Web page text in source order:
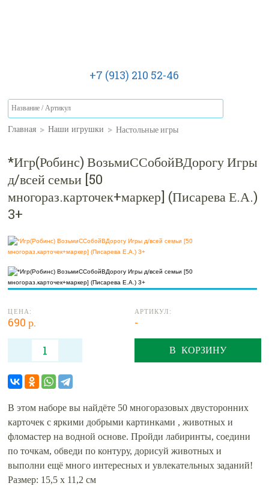
+7 (913) 210 52-46
Главная > Наши игрушки > Настольные игры
*Игр(Робинс) ВозьмиССобойВДорогу Игры
д/всей семьи [50
многораз.карточек+маркер] (Писарева Е.А.)
3+
ЦЕНА:
690 р.
АРТИКУЛ:
-
В КОРЗИНУ
В этом наборе вы найдёте 50 многоразовых двусторонних
карточек с яркими добрыми картинками , животных и
фломастер на водной основе. Пройди лабиринты, соедини
по точкам, обведи по контуру, дорисуй животных и
выполни ещё много интересных и увлекательных заданий!
Размер: 15,5 х 11,2 см